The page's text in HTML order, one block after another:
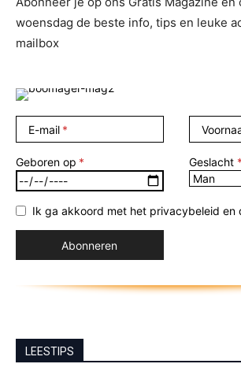
woensdag de beste info, tips en leuke
mailbox
E-mail
Geboren op Geslacht
Ik ga akkoord met het privacybeleid en
LEESTIPS